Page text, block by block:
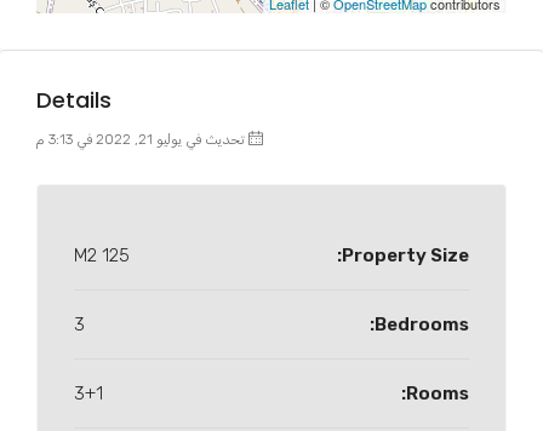
Details
تحديث في يوليو 21, 2022 في 3:13 م
Property Size:
125 M2
Bedrooms:
3
Rooms:
3+1